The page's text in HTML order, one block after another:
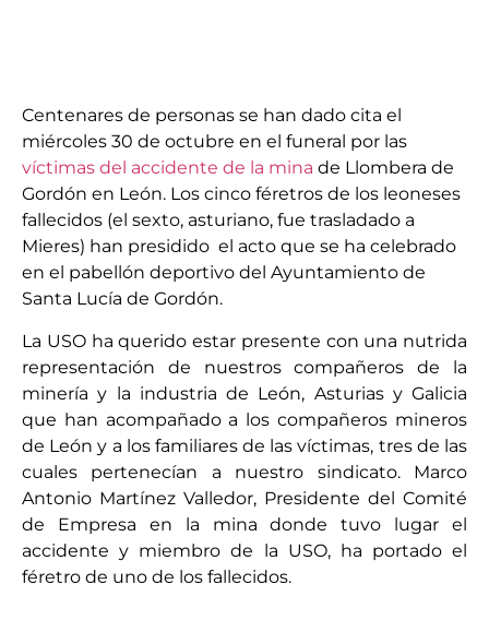
Centenares de personas se han dado cita el
miércoles 30 de octubre en el funeral por las
víctimas del accidente de la mina de Llombera de
Gordón en León. Los cinco féretros de los leoneses
fallecidos (el sexto, asturiano, fue trasladado a
Mieres) han presidido el acto que se ha celebrado
en el pabellón deportivo del Ayuntamiento de
Santa Lucía de Gordón.
La USO ha querido estar presente con una nutrida
representación de nuestros compañeros de la
minería y la industria de León, Asturias y Galicia
que han acompañado a los compañeros mineros
de León y a los familiares de las víctimas, tres de las
cuales pertenecían a nuestro sindicato. Marco
Antonio Martínez Valledor, Presidente del Comité
de Empresa en la mina donde tuvo lugar el
accidente y miembro de la USO, ha portado el
féretro de uno de los fallecidos.